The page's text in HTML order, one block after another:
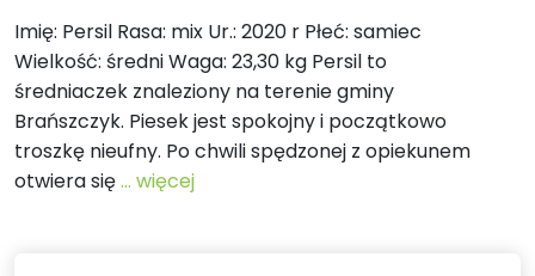
Imię: Persil Rasa: mix Ur.: 2020 r Płeć: samiec
Wielkość: średni Waga: 23,30 kg Persil to
średniaczek znaleziony na terenie gminy
Brańszczyk. Piesek jest spokojny i początkowo
troszkę nieufny. Po chwili spędzonej z opiekunem
otwiera się... więcej